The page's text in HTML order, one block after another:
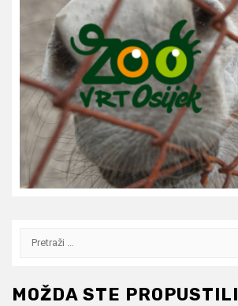
Pretraži:
MOŽDA STE PROPUSTILI